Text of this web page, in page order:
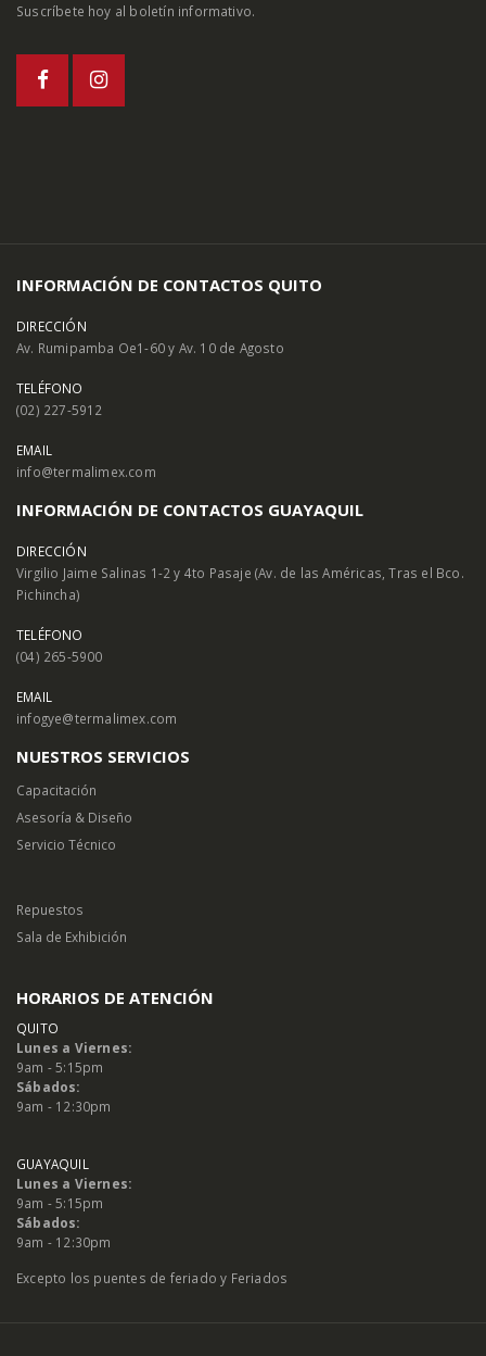
Suscríbete hoy al boletín informativo.
INFORMACIÓN DE CONTACTOS QUITO
DIRECCIÓN
Av. Rumipamba Oe1-60 y Av. 10 de Agosto
TELÉFONO
(02) 227-5912
EMAIL
info@termalimex.com
INFORMACIÓN DE CONTACTOS GUAYAQUIL
DIRECCIÓN
Virgilio Jaime Salinas 1-2 y 4to Pasaje (Av. de las Américas, Tras el Bco.
Pichincha)
TELÉFONO
(04) 265-5900
EMAIL
infogye@termalimex.com
NUESTROS SERVICIOS
Capacitación
Asesoría & Diseño
Servicio Técnico
Repuestos
Sala de Exhibición
HORARIOS DE ATENCIÓN
QUITO
Lunes a Viernes:
9am - 5:15pm
Sábados:
9am - 12:30pm
GUAYAQUIL
Lunes a Viernes:
9am - 5:15pm
Sábados:
9am - 12:30pm
Excepto los puentes de feriado y Feriados